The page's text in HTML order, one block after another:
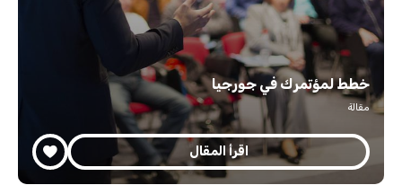
خطط لمؤتمرك في جورجيا
مقالة
اقرأ المقال